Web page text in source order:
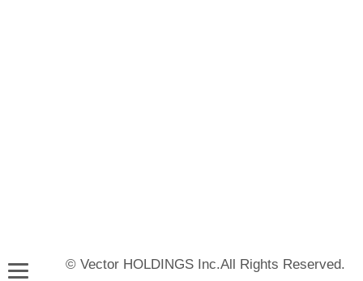
© Vector HOLDINGS Inc.All Rights Reserved.